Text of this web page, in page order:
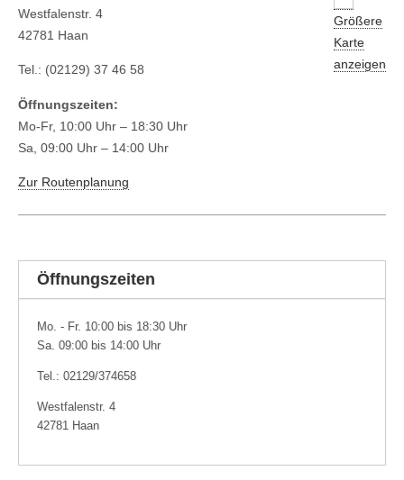
Größere
Karte
anzeigen
Westfalenstr. 4
42781 Haan
Tel.: (02129) 37 46 58
Öffnungszeiten:
Mo-Fr, 10:00 Uhr – 18:30 Uhr
Sa, 09:00 Uhr – 14:00 Uhr
Zur Routenplanung
Öffnungszeiten
Mo. - Fr. 10:00 bis 18:30 Uhr
Sa. 09:00 bis 14:00 Uhr
Tel.: 02129/374658
Westfalenstr. 4
42781 Haan